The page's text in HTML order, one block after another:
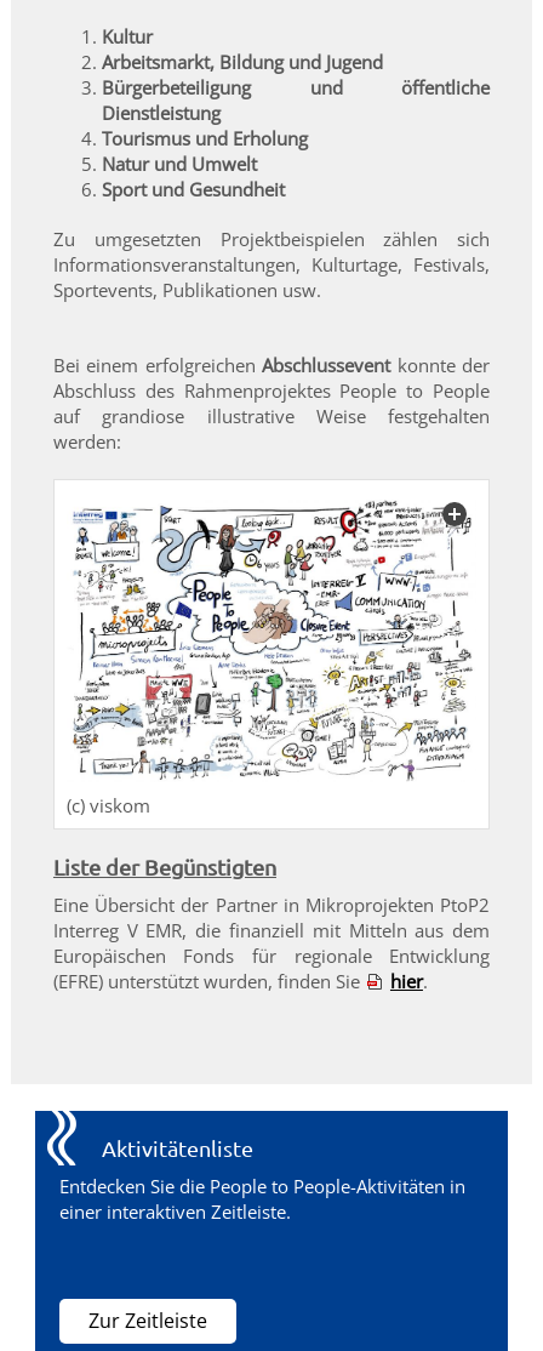
Kultur
Arbeitsmarkt, Bildung und Jugend
Bürgerbeteiligung und öffentliche
Dienstleistung
Tourismus und Erholung
Natur und Umwelt
Sport und Gesundheit
Zu umgesetzten Projektbeispielen zählen sich
Informationsveranstaltungen, Kulturtage, Festivals,
Sportevents, Publikationen usw.
Bei einem erfolgreichenAbschlussevent konnte der
Abschluss des Rahmenprojektes People to People
auf grandiose illustrative Weisefestgehalten
werden:
(c) viskom
Liste der Begünstigten
Eine Übersicht der Partner in Mikroprojekten PtoP2
Interreg V EMR, die finanziell mit Mitteln aus dem
Europäischen Fonds für regionale Entwicklung
(EFRE) unterstützt wurden, finden Sie
hier.
Aktivitätenliste
Entdecken Sie die People to People-Aktivitäten in
einer interaktiven Zeitleiste.
Zur Zeitleiste